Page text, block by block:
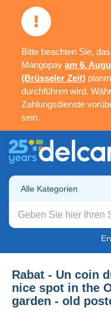
Bitte beachten Sie,
Mangopay am 6.
(Brüsseler Zeit)
durchführen wird.
Zahlungsdienste
sein.
Alle Kategorien
Rabat - Un coin
nice spot in the
garden - old